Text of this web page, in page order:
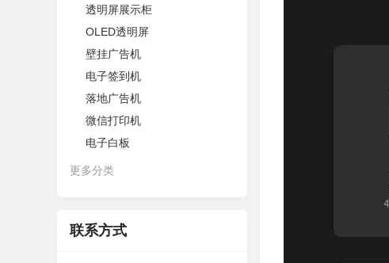
透明屏展示柜
OLED透明屏
壁挂广告机
电子签到机
落地广告机
微信打印机
电子白板
更多分类
联系方式